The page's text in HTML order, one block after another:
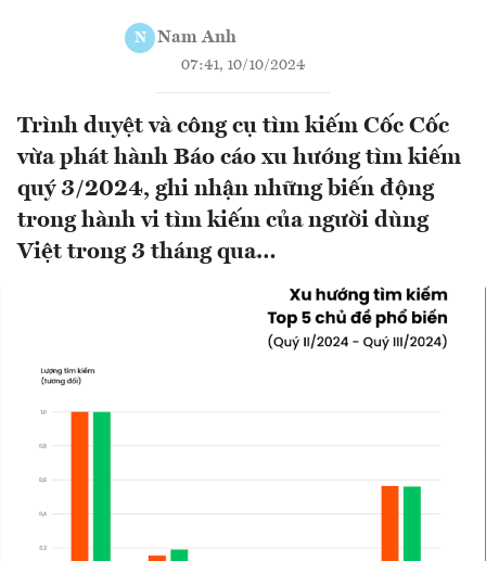
N Nam Anh
07:41, 10/10/2024
Trình duyệt và công cụ tìm kiếm Cốc Cốc
vừa phát hành Báo cáo xu hướng tìm kiếm
quý 3/2024, ghi nhận những biến động
trong hành vi tìm kiếm của người dùng
Việt trong 3 tháng qua…